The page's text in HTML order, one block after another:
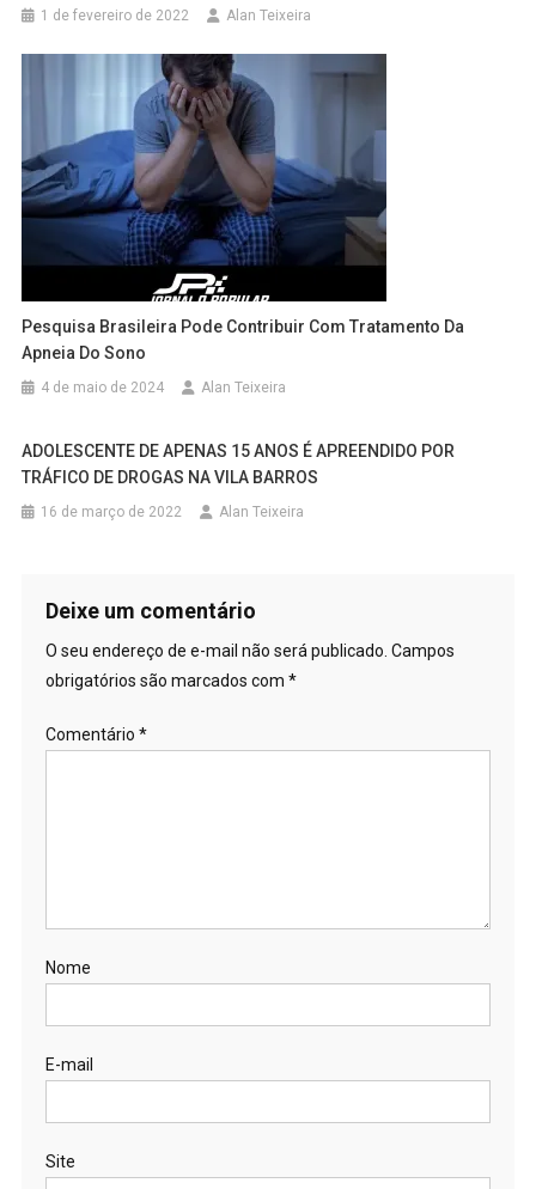
1 de fevereiro de 2022 Alan Teixeira
Pesquisa Brasileira Pode Contribuir Com Tratamento Da
Apneia Do Sono
4 de maio de 2024 Alan Teixeira
ADOLESCENTE DE APENAS 15 ANOS É APREENDIDO POR
TRÁFICO DE DROGAS NA VILA BARROS
16 de março de 2022 Alan Teixeira
Deixe um comentário
O seu endereço de e-mail não será publicado. Campos
obrigatórios são marcados com *
Comentário *
Nome
E-mail
Site